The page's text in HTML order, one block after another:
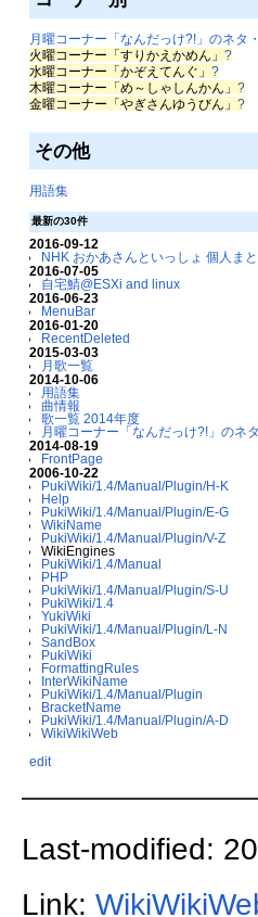
月曜コーナー「なんだっけ?!」のネタ
火曜コーナー「すりかえかめん」 ?
水曜コーナー「かぞえてんぐ」 ?
木曜コーナー「め～しゃしんかん」 ?
金曜コーナー「やぎさんゆうびん」 ?
その他
用語集
最新の30件
2016-09-12
NHK おかあさんといっしょ 個人ま
2016-07-05
自宅鯖@ESXi and linux
2016-06-23
MenuBar
2016-01-20
RecentDeleted
2015-03-03
月歌一覧
2014-10-06
用語集
曲情報
歌一覧 2014年度
月曜コーナー「なんだっけ?!」のネ
2014-08-19
FrontPage
2006-10-22
PukiWiki/1.4/Manual/Plugin/H-K
Help
PukiWiki/1.4/Manual/Plugin/E-G
WikiName
PukiWiki/1.4/Manual/Plugin/V-Z
WikiEngines
PukiWiki/1.4/Manual
PHP
PukiWiki/1.4/Manual/Plugin/S-U
PukiWiki/1.4
YukiWiki
PukiWiki/1.4/Manual/Plugin/L-N
SandBox
PukiWiki
FormattingRules
InterWikiName
PukiWiki/1.4/Manual/Plugin
BracketName
PukiWiki/1.4/Manual/Plugin/A-D
WikiWikiWeb
edit
Last-modified:
Link: